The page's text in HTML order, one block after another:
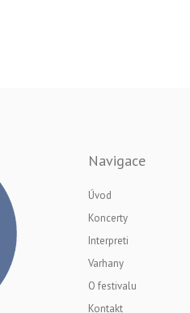
Navigace
Úvod
Koncerty
Interpreti
Varhany
O festivalu
Kontakt